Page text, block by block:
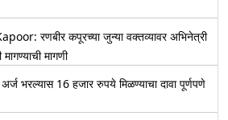
रणबीर कपूरच्या जुन्या वक्तव्यावर अभिनेत्री
मागणी
भरल्यास 16 हजार रुपये मिळण्याचा दावा पूर्णपणे